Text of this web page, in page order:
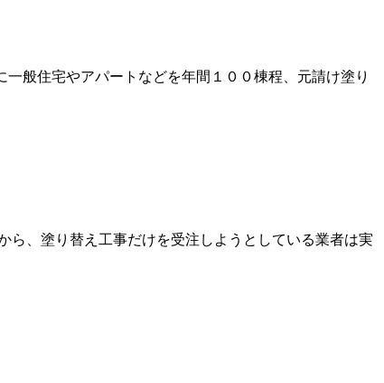
般住宅やアパートなどを年間１００棟程、元請け塗り
ら、塗り替え工事だけを受注しようとしている業者は実